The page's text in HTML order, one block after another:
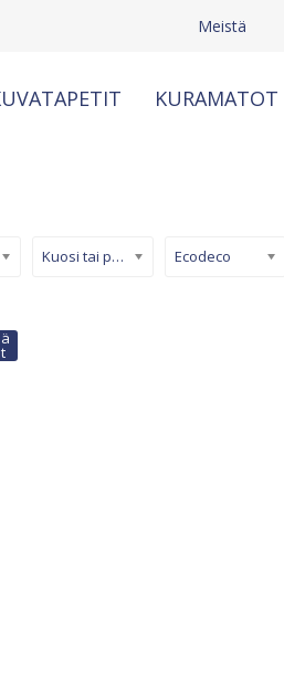
Meistä
KURAMATOT
Kuosi tai pinta Ecodeco